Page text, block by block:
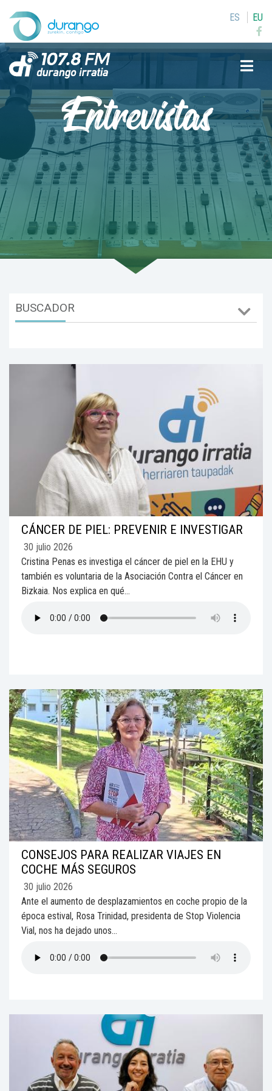
ES EU
Entrevistas
BUSCADOR
CÁNCER DE PIEL: PREVENIR E INVESTIGAR
30 julio 2026
Cristina Penas es investiga el cáncer de piel en la EHU y
también es voluntaria de la Asociación Contra el Cáncer en
Bizkaia. Nos explica en qué...
CONSEJOS PARA REALIZAR VIAJES EN
COCHE MÁS SEGUROS
30 julio 2026
Ante el aumento de desplazamientos en coche propio de la
época estival, Rosa Trinidad, presidenta de Stop Violencia
Vial, nos ha dejado unos...